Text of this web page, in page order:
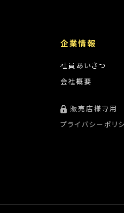
企業情報
社員あいさつ
会社概要
販売店様専用
プライバシーポリ